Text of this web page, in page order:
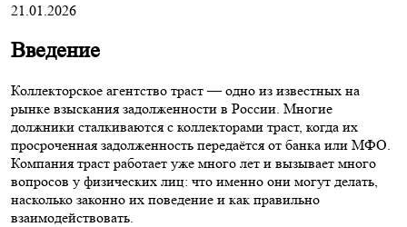
21.01.2026
Введение
Коллекторское агентство траст — одно из известных на
рынке взыскания задолженности в России. Многие
должники сталкиваются с коллекторами траст, когда их
просроченная задолженность передаётся от банка или МФО.
Компания траст работает уже много лет и вызывает много
вопросов у физических лиц: что именно они могут делать,
насколько законно их поведение и как правильно
взаимодействовать.